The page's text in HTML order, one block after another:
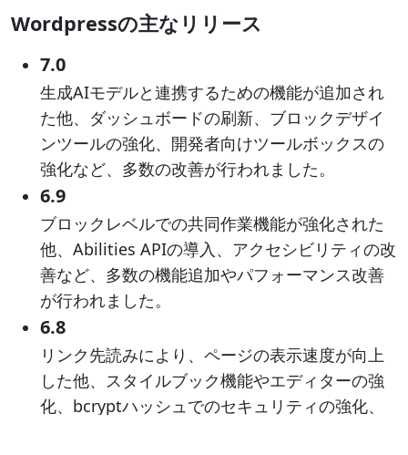
Wordpressの主なリリース
7.0
生成AIモデルと連携するための機能が追加され
た他、ダッシュボードの刷新、ブロックデザイ
ンツールの強化、開発者向けツールボックスの
強化など、多数の改善が行われました。
6.9
ブロックレベルでの共同作業機能が強化された
他、Abilities APIの導入、アクセシビリティの改
善など、多数の機能追加やパフォーマンス改善
が行われました。
6.8
リンク先読みにより、ページの表示速度が向上
した他、スタイルブック機能やエディターの強
化、bcryptハッシュでのセキュリティの強化、